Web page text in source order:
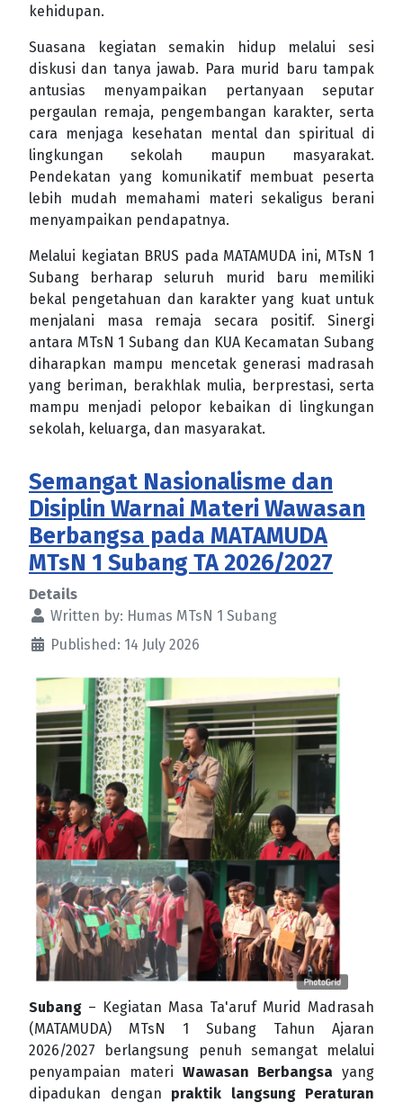
kehidupan.
Suasana kegiatan semakin hidup melalui sesi
diskusi dan tanya jawab. Para murid baru tampak
antusias menyampaikan pertanyaan seputar
pergaulan remaja, pengembangan karakter, serta
cara menjaga kesehatan mental dan spiritual di
lingkungan sekolah maupun masyarakat.
Pendekatan yang komunikatif membuat peserta
lebih mudah memahami materi sekaligus berani
menyampaikan pendapatnya.
Melalui kegiatan BRUS pada MATAMUDA ini, MTsN 1
Subang berharap seluruh murid baru memiliki
bekal pengetahuan dan karakter yang kuat untuk
menjalani masa remaja secara positif. Sinergi
antara MTsN 1 Subang dan KUA Kecamatan Subang
diharapkan mampu mencetak generasi madrasah
yang beriman, berakhlak mulia, berprestasi, serta
mampu menjadi pelopor kebaikan di lingkungan
sekolah, keluarga, dan masyarakat.
Semangat Nasionalisme dan
Disiplin Warnai Materi Wawasan
Berbangsa pada MATAMUDA
MTsN 1 Subang TA 2026/2027
Details
Written by: Humas MTsN 1 Subang
Published: 14 July 2026
Subang – Kegiatan Masa Ta'aruf Murid Madrasah
(MATAMUDA) MTsN 1 Subang Tahun Ajaran
2026/2027 berlangsung penuh semangat melalui
penyampaian materi Wawasan Berbangsa yang
dipadukan dengan praktik langsung Peraturan